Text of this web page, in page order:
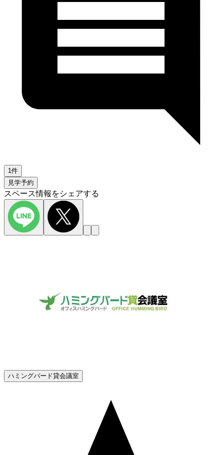
1件
見学予約
スペース情報をシェアする
ハミングバード貸会議室